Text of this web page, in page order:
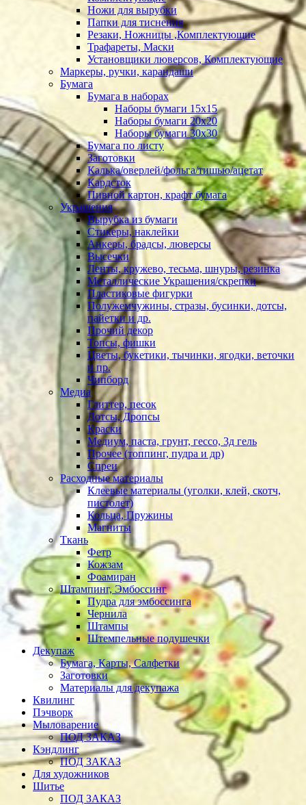
Ножи для вырубки
Папки для тиснения
Резаки, Ножницы ,Комплектующие
Трафареты, Маски
Установщики люверсов, Комплектующие
Маркеры, ручки, карандаши
Бумага
Бумага в наборах
Наборы бумаги 15х15
Наборы бумаги 20х20
Наборы бумаги 30х30
Бумага по листу
Заготовки
Калька/оверлей/фольга/тишью/ацетат
Кардсток
Пивной картон, крафт бумага
Украшения
Вырубка из бумаги
Стикеры, наклейки
Анкеры, брадсы, люверсы
Высечки
Ленты, кружево, тесьма, шнуры, резинка
Металлические Украшения/скрепки
Пластиковые фигурки
Полужемчужины, стразы, бусинки, дотсы,
пайетки и др.
Прочий декор
Топсы, фишки
Цветы, букетики, тычинки, ягодки, веточки
и пр.
Чипборд
Медиа
Глиттер, песок
Дотсы, Дропсы
Краски
Медиум, паста, грунт, гессо, 3д гель
Прочее (топпинг, пудра и др)
Спреи
Расходные материалы
Клеевые материалы (уголки, клей, скотч,
пистолет)
Кольца, Пружины
Магниты
Ткань
Фетр
Кожзам
Фоамиран
Штампинг, Эмбоссинг
Пудра для эмбоссинга
Чернила
Штампы
Штемпельные подушечки
Декупаж
Бумага, Карты, Салфетки
Заготовки
Материалы для декупажа
Квилинг
Пэчворк
Мыловарение
ПОД ЗАКАЗ
Кэндлинг
ПОД ЗАКАЗ
Для художников
Шитье
ПОД ЗАКАЗ